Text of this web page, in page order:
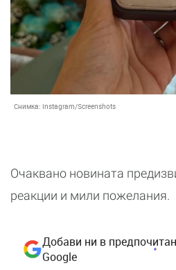
Снимка: Instagram/Screenshots
Очаквано новината
реакции и мили пожелания.
Добави ни в
Google